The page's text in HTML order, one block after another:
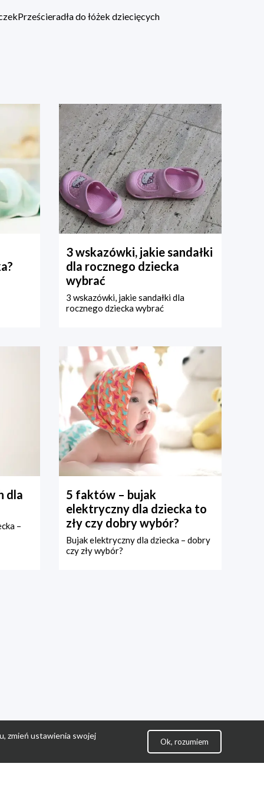
Prześcieradła do łóżek dziecięcych
3 wskazówki, jakie sandałki
dla rocznego dziecka
wybrać
3 wskazówki, jakie sandałki dla
rocznego dziecka wybrać
dla
–
5 faktów – bujak
elektryczny dla dziecka to
zły czy dobry wybór?
Bujak elektryczny dla dziecka – dobry
czy zły wybór?
zmień ustawienia swojej
Ok, rozumiem